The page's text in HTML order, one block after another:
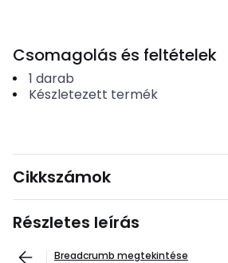
Csomagolás és feltételek
1 darab
Készletezett termék
Cikkszámok
Részletes leírás
Breadcrumb megtekintése